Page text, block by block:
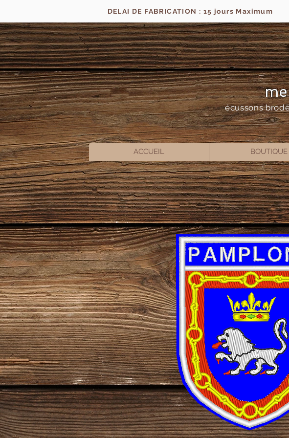
DELAI DE FABRICATION : 15 jours Maximum
écussons
ACCUEIL BOUTIQUE